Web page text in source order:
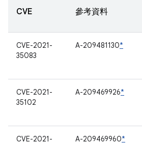
CVE 參考資料
CVE-2021-
35083
A-209481130*
CVE-2021-
35102
A-209469926*
CVE-2021-
A-209469960*